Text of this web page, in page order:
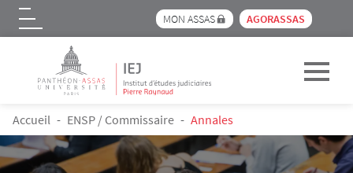
Aller au contenu principal
Menu pre_header IEJ
MON ASSAS AGORASSAS
FIL D'ARIANE
Accueil ENSP / Commissaire Annales